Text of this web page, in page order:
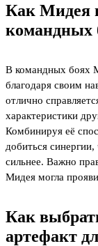
Как Мидея
командных
В командных боях
благодаря своим
отлично
характеристики
Комбинируя её
добиться
сильнее. Важно
Мидея могла
Как
артефакт